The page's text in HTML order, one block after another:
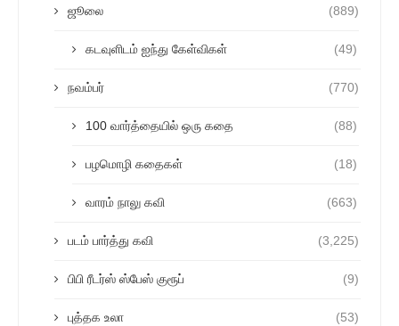
ஜூலை (889)
கடவுளிடம் ஐந்து கேள்விகள் (49)
நவம்பர் (770)
100 வார்த்தையில் ஒரு கதை (88)
பழமொழி கதைகள் (18)
வாரம் நாலு கவி (663)
படம் பார்த்து கவி (3,225)
பிபி ரீடர்ஸ் ஸ்பேஸ் குரூப் (9)
புத்தக உலா (53)